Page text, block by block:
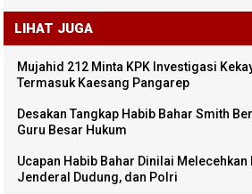
LIHAT JUGA
Mujahid 212 Minta KPK Investigasi
Termasuk Kaesang Pangarep
Desakan Tangkap Habib Bahar Smith
Guru Besar Hukum
Ucapan Habib Bahar Dinilai
Jenderal Dudung, dan Polri